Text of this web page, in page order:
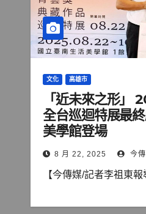
文化 高雄市
「近未來之形」
全台巡迴特展最
美學館登場
8 月 22, 2025 今
【今傳媒/記者李祖東